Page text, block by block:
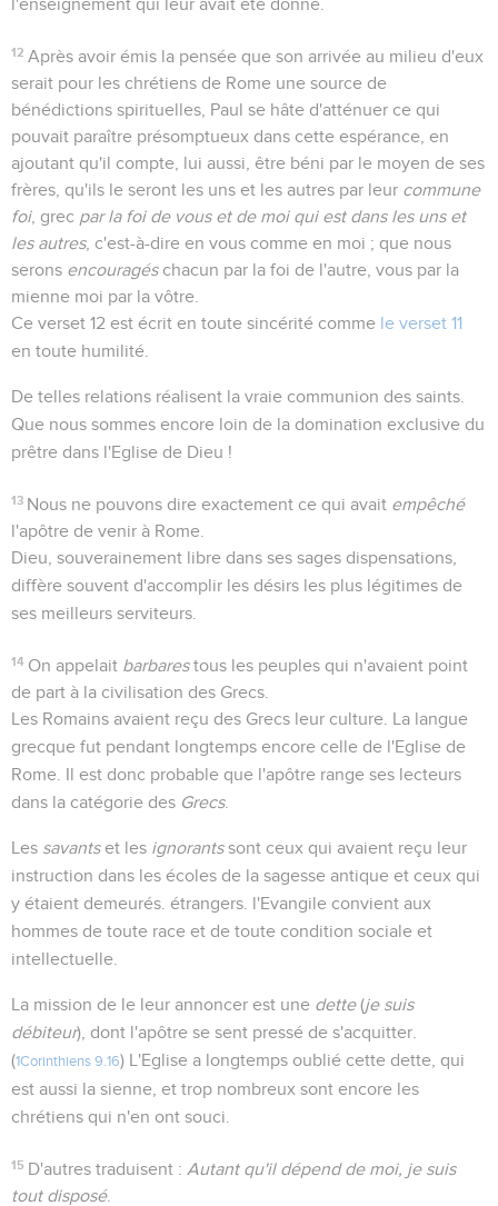
l'enseignement qui leur avait été donné.
12 Après avoir émis la pensée que son arrivée au milieu d'eux
serait pour les chrétiens de Rome une source de
bénédictions spirituelles, Paul se hâte d'atténuer ce qui
pouvait paraître présomptueux dans cette espérance, en
ajoutant qu'il compte, lui aussi, être béni par le moyen de ses
frères, qu'ils le seront les uns et les autres par leur commune
foi, grec par la foi de vous et de moi qui est dans les uns et
les autres, c'est-à-dire en vous comme en moi ; que nous
serons encouragéschacun par la foi de l'autre, vous par la
mienne moi par la vôtre.
Ce verset 12 est écrit en toute sincérité comme le verset 11
en toute humilité.
De telles relations réalisent la vraie communion des saints.
Que nous sommes encore loin de la domination exclusive du
prêtre dans l'Eglise de Dieu !
13 Nous ne pouvons dire exactement ce qui avait empêché
l'apôtre de venir à Rome.
Dieu, souverainement libre dans ses sages dispensations,
diffère souvent d'accomplir les désirs les plus légitimes de
ses meilleurs serviteurs.
14 On appelait barbarestous les peuples qui n'avaient point
de part à la civilisation des Grecs.
Les Romains avaient reçu des Grecs leur culture. La langue
grecque fut pendant longtemps encore celle de l'Eglise de
Rome. Il est donc probable que l'apôtre range ses lecteurs
dans la catégorie des Grecs.
Les savantset les ignorantssont ceux qui avaient reçu leur
instruction dans les écoles de la sagesse antique et ceux qui
y étaient demeurés. étrangers. l'Evangile convient aux
hommes de toute race et de toute condition sociale et
intellectuelle.
La mission de le leur annoncer est une dette(je suis
débiteur), dont l'apôtre se sent pressé de s'acquitter.
(1Corinthiens 9.16) L'Eglise a longtemps oublié cette dette, qui
est aussi la sienne, et trop nombreux sont encore les
chrétiens qui n'en ont souci.
15 D'autres traduisent : Autant qu'il dépend de moi, je suis
tout disposé.